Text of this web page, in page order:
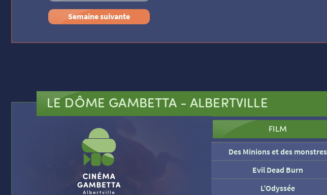
Semaine suivante
LE DÔME GAMBETTA- ALBERTVILLE
FILM
Des Minions et des monstres
Evil Dead Burn
L’Odyssée